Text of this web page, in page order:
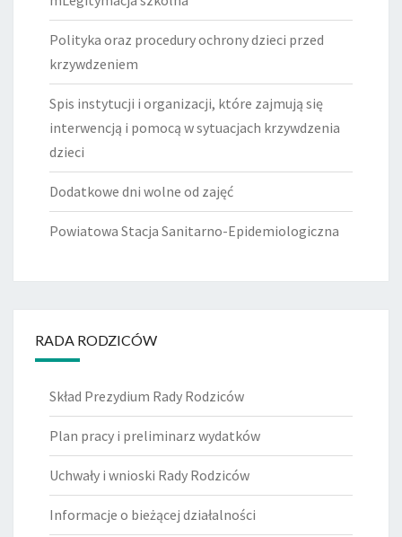
Polityka oraz procedury ochrony dzieci przed
krzywdzeniem
Spis instytucji i organizacji, które zajmują się
interwencją i pomocą w sytuacjach krzywdzenia
dzieci
Dodatkowe dni wolne od zajęć
Powiatowa Stacja Sanitarno-Epidemiologiczna
RADA RODZICÓW
Skład Prezydium Rady Rodziców
Plan pracy i preliminarz wydatków
Uchwały i wnioski Rady Rodziców
Informacje o bieżącej działalności